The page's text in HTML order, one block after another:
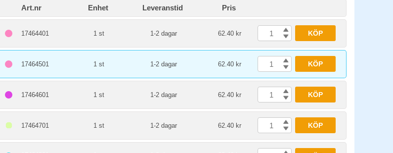
Art.nr Enhet Leveranstid Pris
17464401 1 st 1-2 dagar 62.40 kr KÖP
17464501 1 st 1-2 dagar 62.40 kr KÖP
17464601 1 st 1-2 dagar 62.40 kr KÖP
17464701 1 st 1-2 dagar 62.40 kr KÖP